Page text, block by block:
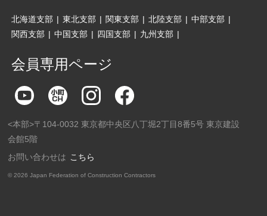
北海道支部 | 東北支部 | 関東支部 | 北陸支部 | 中部支部 |
関西支部 | 中国支部 | 四国支部 | 九州支部 |
会員専用ページ
<本部>〒104-0032 東京都中央区八丁堀2丁目8番5号 東京建設
会館5階
お問い合わせは こちら
©2026 Japan Federation of Construction Contractors